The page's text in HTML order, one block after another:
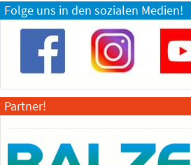
Folge uns in den sozialen Medien!
Partner!